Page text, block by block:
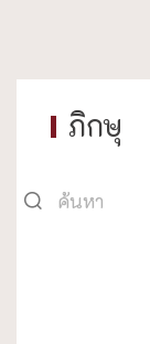
ภิกษุ